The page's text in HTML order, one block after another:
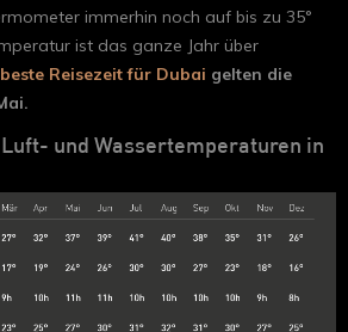
immerhin noch auf bis zu 35°
ist das ganze Jahr über
beste Reisezeit für Dubai gelten die
und Wassertemperaturen in